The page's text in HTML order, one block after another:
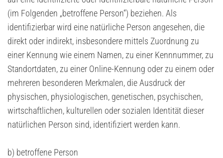
(im Folgenden „betroffene Person“) beziehen. Als
identifizierbar wird eine natürliche Person angesehen, die
direkt oder indirekt, insbesondere mittels Zuordnung zu
einer Kennung wie einem Namen, zu einer Kennnummer, zu
Standortdaten, zu einer Online-Kennung oder zu einem oder
mehreren besonderen Merkmalen, die Ausdruck der
physischen, physiologischen, genetischen, psychischen,
wirtschaftlichen, kulturellen oder sozialen Identität dieser
natürlichen Person sind, identifiziert werden kann.
b) betroffene Person